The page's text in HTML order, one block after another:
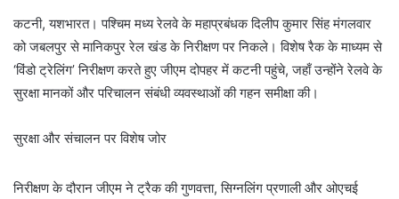
कटनी, यशभारत। पश्चिम मध्य रेलवे के महाप्रबंधक दिलीप कुमार सिंह मंगलवार
को जबलपुर से मानिकपुर रेल खंड के निरीक्षण पर निकले। विशेष रैक के माध्यम से
‘विंडो ट्रेलिंग’ निरीक्षण करते हुए जीएम दोपहर में कटनी पहुंचे, जहाँ उन्होंने रेलवे के
सुरक्षा मानकों और परिचालन संबंधी व्यवस्थाओं की गहन समीक्षा की।
सुरक्षा और संचालन पर विशेष जोर
निरीक्षण के दौरान जीएम ने ट्रैक की गुणवत्ता, सिग्नलिंग प्रणाली और ओएचई